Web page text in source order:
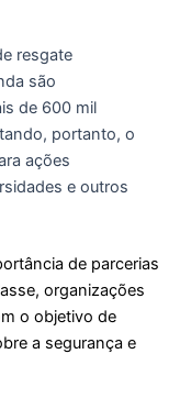
resgate
são
de 600 mil
portanto, o
ações
e outros
de parcerias
organizações
o objetivo de
a segurança e